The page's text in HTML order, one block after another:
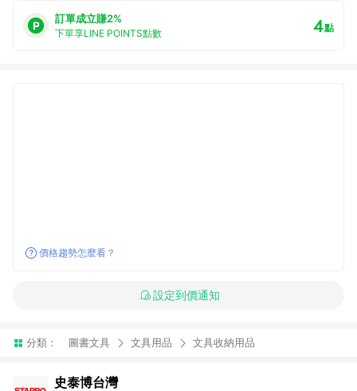
訂單成立賺2%
下單享LINE POINTS點數 4點
價格趨勢怎麼看？
設定到價通知
分類： 圖書文具 文具用品 文具收納用品
史泰博台灣